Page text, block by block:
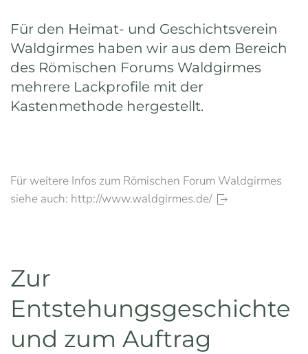
Für den Heimat- und Geschichtsverein
Waldgirmes haben wir aus dem Bereich
des Römischen Forums Waldgirmes
mehrere Lackprofile mit der
Kastenmethode hergestellt.
Für weitere Infos zum Römischen Forum Waldgirmes
siehe auch: http://www.waldgirmes.de/
Zur
Entstehungsgeschichte
und zum Auftrag